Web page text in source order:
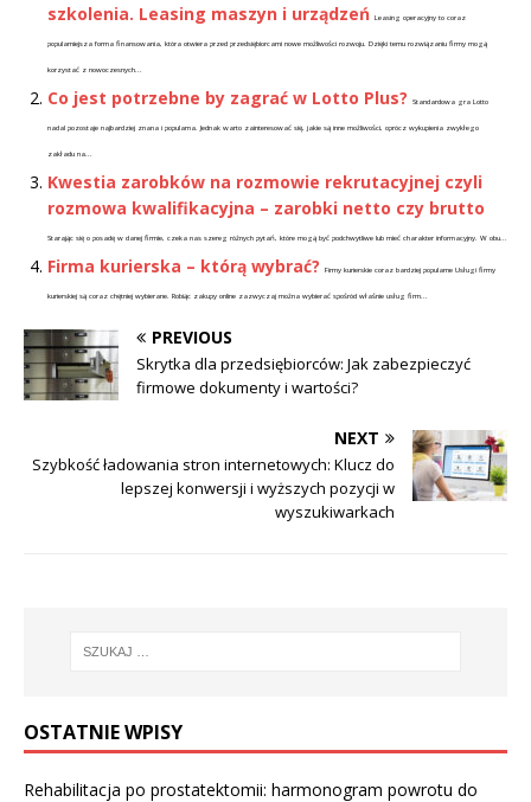
szkolenia. Leasing maszyn i urządzeń Leasing operacyjny to coraz
popularniejsza forma finansowania, która otwiera przed przedsiębiorcami nowe możliwości rozwoju. Dzięki temu rozwiązaniu firmy mogą
korzystać z nowoczesnych...
Co jest potrzebne by zagrać w Lotto Plus? Standardowa gra Lotto
nadal pozostaje najbardziej znana i popularna. Jednak warto zainteresować się, jakie są inne możliwości, oprócz wykupienia zwykłego
zakładu na...
Kwestia zarobków na rozmowie rekrutacyjnej czyli
rozmowa kwalifikacyjna – zarobki netto czy brutto
Starając się o posadę w danej firmie, czeka nas szereg różnych pytań, które mogą być podchwytliwe lub mieć charakter informacyjny. W obu...
Firma kurierska – którą wybrać? Firmy kurierskie coraz bardziej popularne Usługi firmy
kurierskiej są coraz chętniej wybierane. Robiąc zakupy online zazwyczaj można wybierać spośród właśnie usług firm...
PREVIOUS
Skrytka dla przedsiębiorców: Jak zabezpieczyć
firmowe dokumenty i wartości?
NEXT
Szybkość ładowania stron internetowych: Klucz do
lepszej konwersji i wyższych pozycji w
wyszukiwarkach
OSTATNIE WPISY
Rehabilitacja po prostatektomii: harmonogram powrotu do